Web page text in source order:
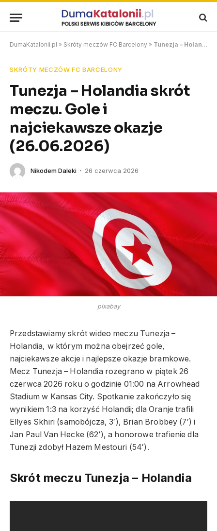
DumaKatalonii.pl » Skróty meczów FC Barcelony » Tunezja – Holandia skrót meczu. Gole i najciekawsze okazje (26.06.2026)
SKRÓTY MECZÓW FC BARCELONY
Tunezja – Holandia skrót
meczu. Gole i
najciekawsze okazje
(26.06.2026)
Nikodem Daleki 26 czerwca 2026
pixabay
Przedstawiamy skrót wideo meczu Tunezja –
Holandia, w którym można obejrzeć gole,
najciekawsze akcje i najlepsze okazje bramkowe.
Mecz Tunezja – Holandia rozegrano w piątek 26
czerwca 2026 roku o godzinie 01:00 na Arrowhead
Stadium w Kansas City. Spotkanie zakończyło się
wynikiem 1:3 na korzyść Holandii; dla Oranje trafili
Ellyes Skhiri (samobójcza, 3′), Brian Brobbey (7′) i
Jan Paul Van Hecke (62′), a honorowe trafienie dla
Tunezji zdobył Hazem Mestouri (54′).
Skrót meczu Tunezja – Holandia